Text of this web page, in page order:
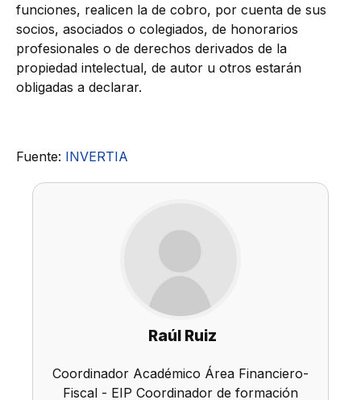
funciones, realicen la de cobro, por cuenta de sus
socios, asociados o colegiados, de honorarios
profesionales o de derechos derivados de la
propiedad intelectual, de autor u otros estarán
obligadas a declarar.
Fuente: INVERTIA
Raúl Ruiz
Coordinador Académico Área Financiero-
Fiscal - EIP Coordinador de formación